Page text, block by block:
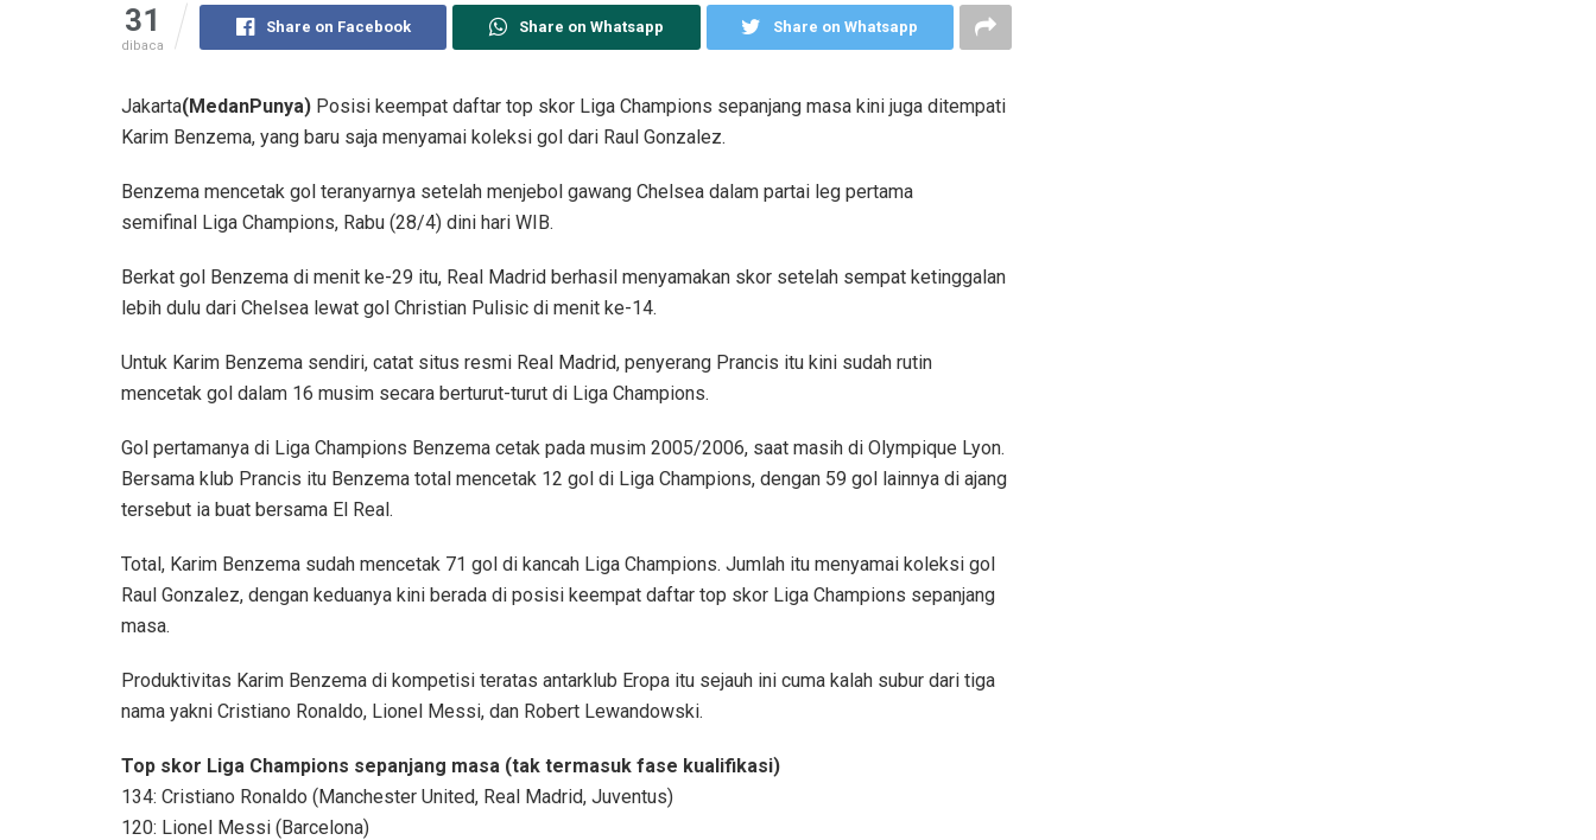
31
dibaca
Share on Facebook Share on Whatsapp Share on Whatsapp
Jakarta(MedanPunya) Posisi keempat daftar top skor Liga Champions sepanjang masa kini juga ditempati
Karim Benzema, yang baru saja menyamai koleksi gol dari Raul Gonzalez.
Benzema mencetak gol teranyarnya setelah menjebol gawang Chelsea dalam partai leg pertama
semifinal Liga Champions, Rabu (28/4) dini hari WIB.
Berkat gol Benzema di menit ke-29 itu, Real Madrid berhasil menyamakan skor setelah sempat ketinggalan
lebih dulu dari Chelsea lewat gol Christian Pulisic di menit ke-14.
Untuk Karim Benzema sendiri, catat situs resmi Real Madrid, penyerang Prancis itu kini sudah rutin
mencetak gol dalam 16 musim secara berturut-turut di Liga Champions.
Gol pertamanya di Liga Champions Benzema cetak pada musim 2005/2006, saat masih di Olympique Lyon.
Bersama klub Prancis itu Benzema total mencetak 12 gol di Liga Champions, dengan 59 gol lainnya di ajang
tersebut ia buat bersama El Real.
Total, Karim Benzema sudah mencetak 71 gol di kancah Liga Champions. Jumlah itu menyamai koleksi gol
Raul Gonzalez, dengan keduanya kini berada di posisi keempat daftar top skor Liga Champions sepanjang
masa.
Produktivitas Karim Benzema di kompetisi teratas antarklub Eropa itu sejauh ini cuma kalah subur dari tiga
nama yakni Cristiano Ronaldo, Lionel Messi, dan Robert Lewandowski.
Top skor Liga Champions sepanjang masa (tak termasuk fase kualifikasi)
134: Cristiano Ronaldo (Manchester United, Real Madrid, Juventus)
120: Lionel Messi (Barcelona)